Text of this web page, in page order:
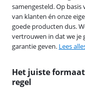
Het juiste
regel
samengesteld. Op
van klanten én onze
goede producten dus.
vertrouwen in dat we je
garantie geven. Lees